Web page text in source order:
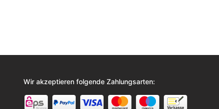
Wir akzeptieren folgende Zahlungsarten: